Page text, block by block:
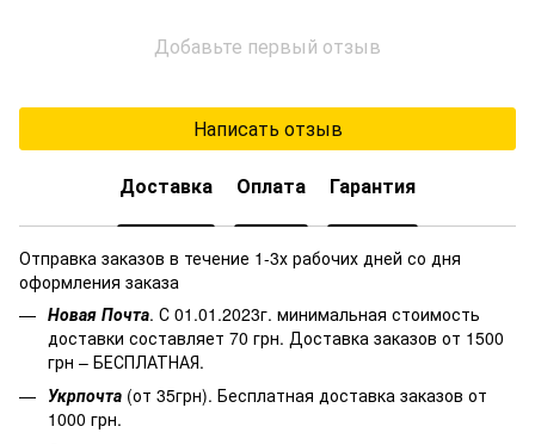
Добавьте первый отзыв
Написать отзыв
Доставка Оплата Гарантия
Отправка заказов в течение 1-3х рабочих дней со дня
оформления заказа
Новая Почта. С 01.01.2023г. минимальная стоимость
доставки составляет 70 грн. Доставка заказов от 1500
грн – БЕСПЛАТНАЯ.
Укрпочта (от 35грн). Бесплатная доставка заказов от
1000 грн.